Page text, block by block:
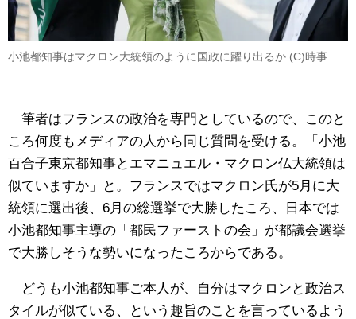
小池都知事はマクロン大統領のように国政に躍り出るか (C)時事
筆者はフランスの政治を専門としているので、このと
ころ何度もメディアの人から同じ質問を受ける。「小池
百合子東京都知事とエマニュエル・マクロン仏大統領は
似ていますか」と。フランスではマクロン氏が5月に大
統領に選出後、6月の総選挙で大勝したころ、日本では
小池都知事主導の「都民ファーストの会」が都議会選挙
で大勝しそうな勢いになったころからである。
どうも小池都知事ご本人が、自分はマクロンと政治ス
タイルが似ている、という趣旨のことを言っているよう